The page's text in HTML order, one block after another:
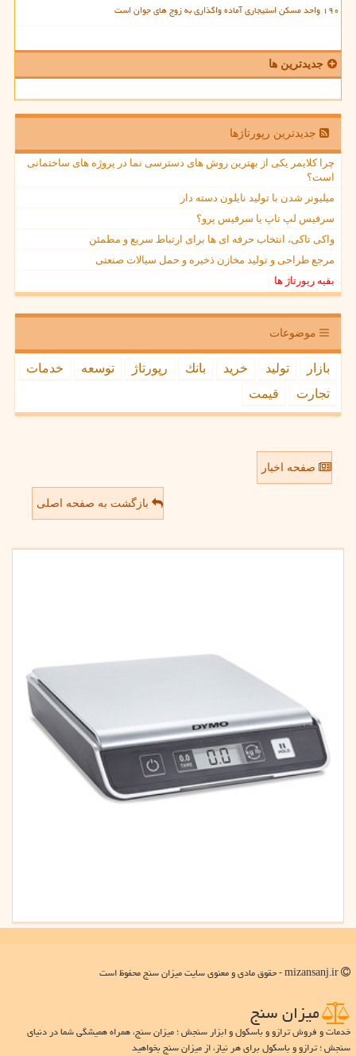
۱۹۰ واحد مسکن استیجاری آماده واگذاری به زوج های جوان است
جدیدترین ها
جدیدترین رپورتاژها
چرا کلایمر یکی از بهترین روش های دسترسی نما در پروژه های ساختمانی
است؟
میلیونر شدن با تولید نایلون دسته دار
سرفیس لپ تاپ یا سرفیس پرو؟
واکی تاکی، انتخاب حرفه ای ها برای ارتباط سریع و مطمئن
مرجع طراحی و تولید مخازن ذخیره و حمل سیالات صنعتی
بقیه رپورتاژ ها
موضوعات
بازار تولید خرید بانك رپورتاژ توسعه
خدمات
تجارت
قیمت
صفحه اخبار
بازگشت به صفحه اصلی
میزان سنج
خدمات و فروش ترازو و باسکول و ابزار سنجش ؛ میزان سنج، همراه همیشگی شما در دنیای
سنجش ؛ ترازو و باسکول برای هر نیاز، از میزان سنج بخواهید